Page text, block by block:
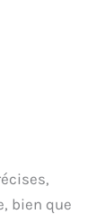
bien que